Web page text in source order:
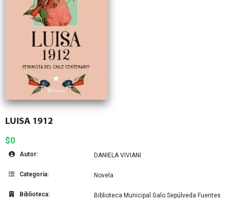
LUISA 1912
$0
Autor: DANIELA VIVIANI
Categoría: Novela
Biblioteca: Biblioteca Municipal Galo Sepúlveda Fuentes